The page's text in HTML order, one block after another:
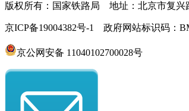
版权所有：国家铁路局 地址：北京市复兴
京ICP备19004382号-1 政府网站标识码：
京公网安备 11040102700028号